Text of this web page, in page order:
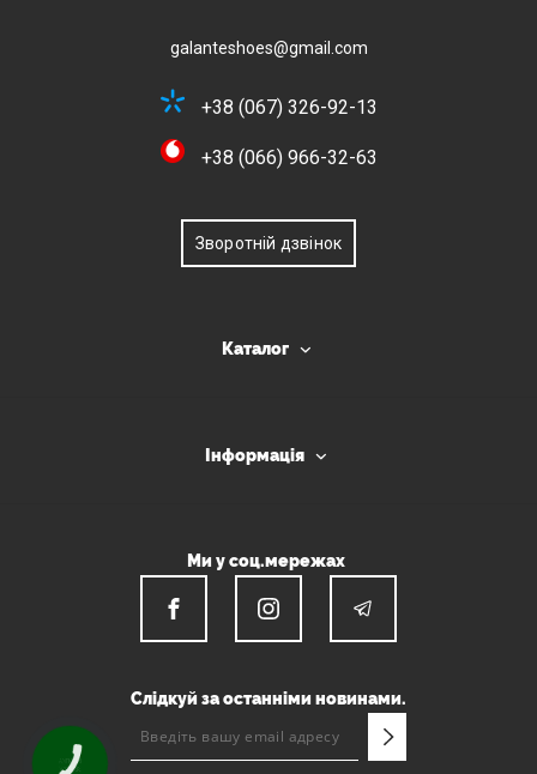
galanteshoes@gmail.com
+38 (067) 326-92-13
+38 (066) 966-32-63
Зворотній дзвінок
Каталог
Інформація
Ми у соц.мережах
Слідкуй за останніми новинами.
КНОПКА
ЗВ'ЯЗКУ